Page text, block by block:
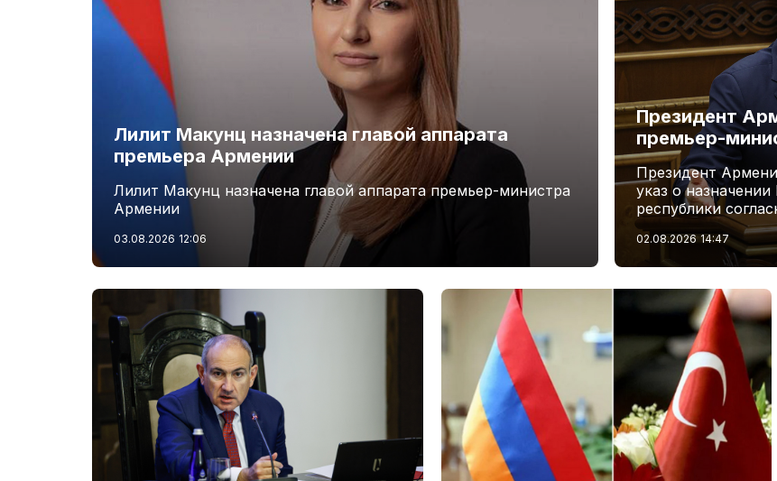
Лилит Макунц назначена главой аппарата
премьера Армении
Лилит Макунц назначена главой аппарата премьер-министра
Армении
03.08.2026 12:06
Президент
премьер-
Президент
указ о
республики
02.08.2026 14:47